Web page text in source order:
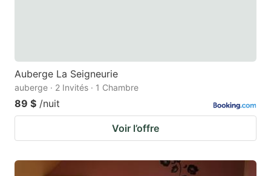
Auberge La Seigneurie
auberge · 2 Invités · 1 Chambre
89 $ /nuit
Voir l’offre